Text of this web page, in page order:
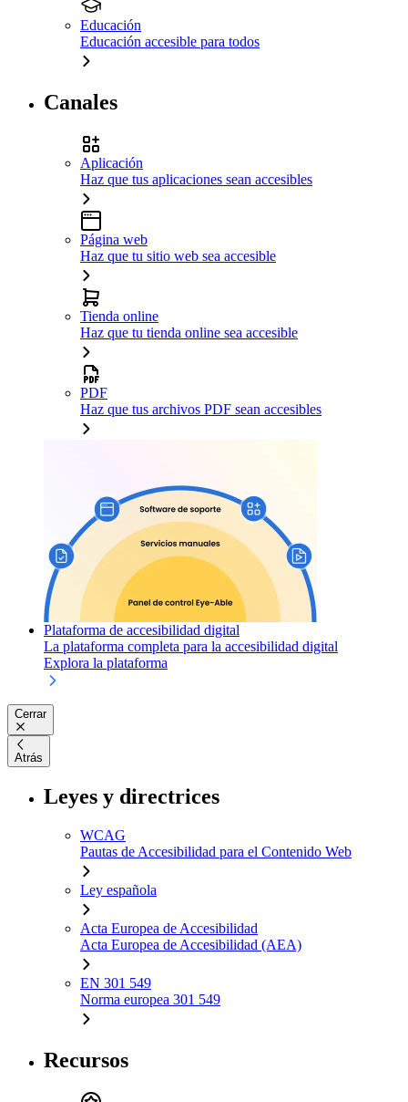
Educación
Educación accesible para todos
Canales
Aplicación
Haz que tus aplicaciones sean accesibles
Página web
Haz que tu sitio web sea accesible
Tienda online
Haz que tu tienda online sea accesible
PDF
Haz que tus archivos PDF sean accesibles
Plataforma de accesibilidad digital
La plataforma completa para la accesibilidad digital
Explora la plataforma
Cerrar
Atrás
Leyes y directrices
WCAG
Pautas de Accesibilidad para el Contenido Web
Ley española
Acta Europea de Accesibilidad
Acta Europea de Accesibilidad (AEA)
EN 301 549
Norma europea 301 549
Recursos